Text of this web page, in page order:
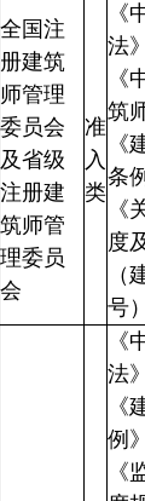
全国注
册建筑
师管理
委员会
及省级
注册建
筑师管
理委员
会
准
入
类
《
法》
《
筑
《
条
《
度
（
号）
《
法》
《
例》
《